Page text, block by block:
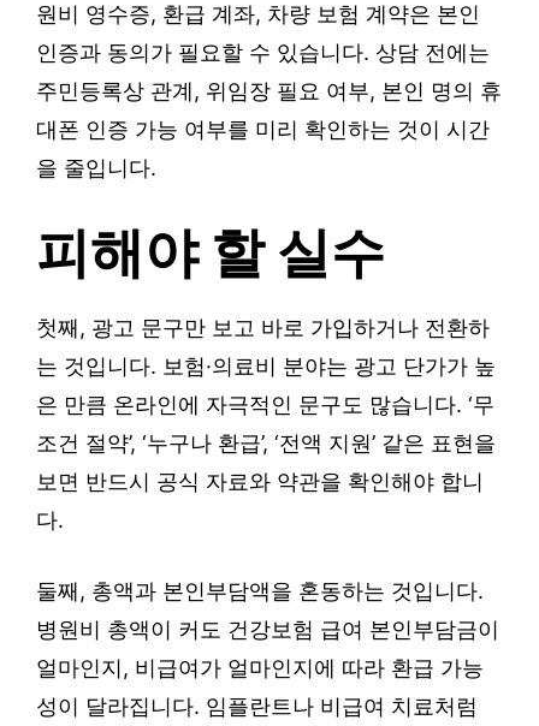
원비 영수증, 환급 계좌, 차량 보험 계약은 본인
인증과 동의가 필요할 수 있습니다. 상담 전에는
주민등록상 관계, 위임장 필요 여부, 본인 명의 휴
대폰 인증 가능 여부를 미리 확인하는 것이 시간
을 줄입니다.
피해야 할 실수
첫째, 광고 문구만 보고 바로 가입하거나 전환하
는 것입니다. 보험·의료비 분야는 광고 단가가 높
은 만큼 온라인에 자극적인 문구도 많습니다. ‘무
조건 절약’, ‘누구나 환급’, ‘전액 지원’ 같은 표현을
보면 반드시 공식 자료와 약관을 확인해야 합니
다.
둘째, 총액과 본인부담액을 혼동하는 것입니다.
병원비 총액이 커도 건강보험 급여 본인부담금이
얼마인지, 비급여가 얼마인지에 따라 환급 가능
성이 달라집니다. 임플란트나 비급여 치료처럼